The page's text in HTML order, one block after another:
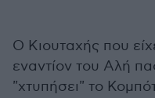
Ο Κιουταχής που
εναντίον του Αλή
"χτυπήσει" το